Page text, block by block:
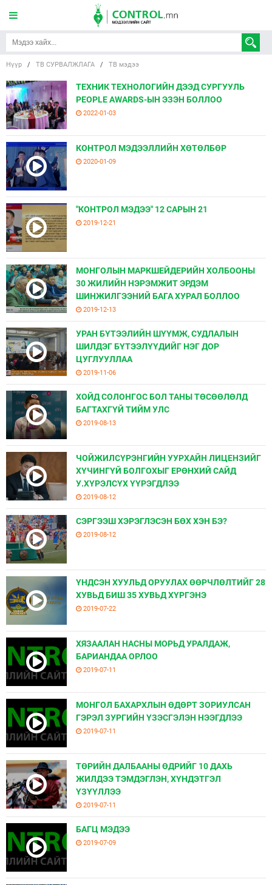
Нүүр / ТВ СУРВАЛЖЛАГА / ТВ мэдээ
ТЕХНИК ТЕХНОЛОГИЙН ДЭЭД СУРГУУЛЬ
PEOPLE AWARDS-ЫН ЭЗЭН БОЛЛОО
2022-01-03
КОНТРОЛ МЭДЭЭЛЛИЙН ХӨТӨЛБӨР
2020-01-09
"КОНТРОЛ МЭДЭЭ" 12 САРЫН 21
2019-12-21
МОНГОЛЫН МАРКШЕЙДЕРИЙН ХОЛБООНЫ
30 ЖИЛИЙН НЭРЭМЖИТ ЭРДЭМ
ШИНЖИЛГЭЭНИЙ БАГА ХУРАЛ БОЛЛОО
2019-12-13
УРАН БҮТЭЭЛИЙН ШҮҮМЖ, СУДЛАЛЫН
ШИЛДЭГ БҮТЭЭЛҮҮДИЙГ НЭГ ДОР
ЦУГЛУУЛЛАА
2019-11-06
ХОЙД СОЛОНГОС БОЛ ТАНЫ ТӨСӨӨЛӨЛД
БАГТАХГҮЙ ТИЙМ УЛС
2019-08-13
ЧОЙЖИЛСҮРЭНГИЙН УУРХАЙН ЛИЦЕНЗИЙГ
ХҮЧИНГҮЙ БОЛГОХЫГ ЕРѲНХИЙ САЙД
У.ХҮРЭЛСҮХ ҮҮРЭГДЛЭЭ
2019-08-12
СЭРГЭЭШ ХЭРЭГЛЭСЭН БӨХ ХЭН БЭ?
2019-08-12
ҮНДСЭН ХУУЛЬД ОРУУЛАХ ӨӨРЧЛӨЛТИЙГ 28
ХУВЬД БИШ 35 ХУВЬД ХҮРГЭНЭ
2019-07-22
ХЯЗААЛАН НАСНЫ МОРЬД УРАЛДАЖ,
БАРИАНДАА ОРЛОО
2019-07-11
МОНГОЛ БАХАРХЛЫН ӨДӨРТ ЗОРИУЛСАН
ГЭРЭЛ ЗУРГИЙН ҮЗЭСГЭЛЭН НЭЭГДЛЭЭ
2019-07-11
ТӨРИЙН ДАЛБААНЫ ӨДРИЙГ 10 ДАХЬ
ЖИЛДЭЭ ТЭМДЭГЛЭН, ХҮНДЭТГЭЛ
ҮЗҮҮЛЛЭЭ
2019-07-11
БАГЦ МЭДЭЭ
2019-07-09